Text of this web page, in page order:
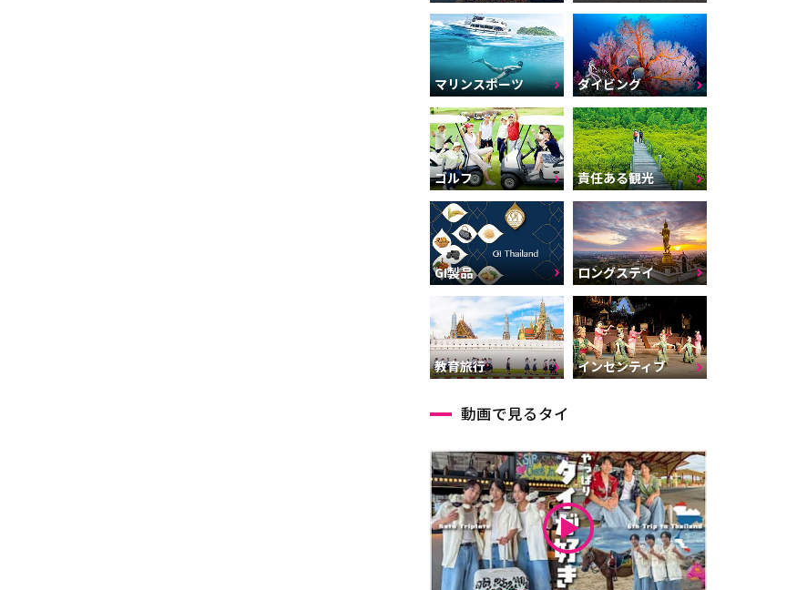
マリンスポーツ ダイビング
ゴルフ 責任ある観光
GI製品 ロングステイ
教育旅行 インセンティブ
動画で見るタイ